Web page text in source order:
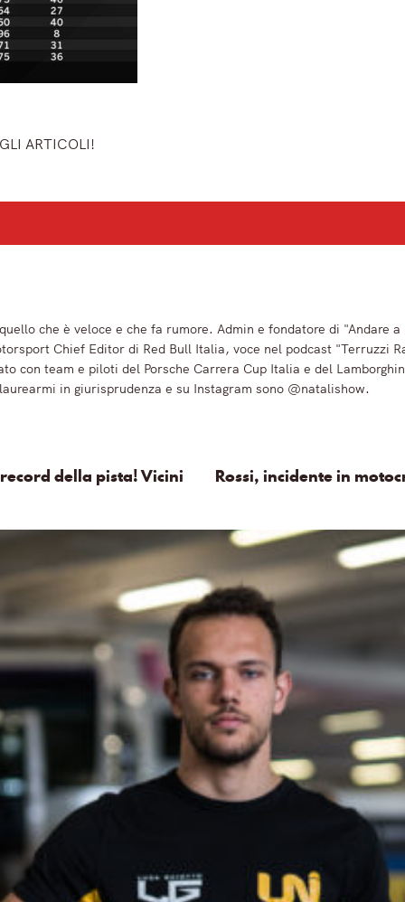
ARTICOLI!
che è veloce e che fa rumore. Admin e fondatore di "Andare
Chief Editor di Red Bull Italia, voce nel podcast "Terruzzi
con team e piloti del Porsche Carrera Cup Italia e del
in giurisprudenza e su Instagram sono @natalishow.
della pista! Vicini Rossi, incidente in